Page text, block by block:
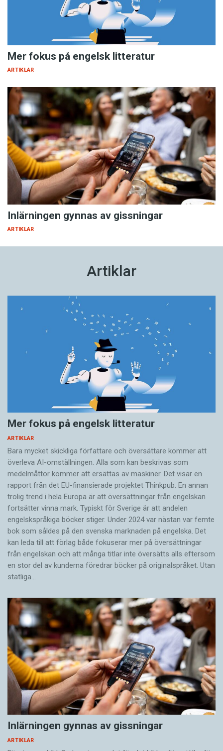
Mer fokus på engelsk litteratur
ARTIKLAR
Inlärningen gynnas av gissningar
ARTIKLAR
Artiklar
Mer fokus på engelsk litteratur
ARTIKLAR
Bara mycket skickliga författare och översättare ­kommer att
överleva AI-omställningen. Alla som kan beskrivas som
medelmåttor kommer att ersättas av maskiner. Det visar en
rapport från det EU-finansierade projektet Thinkpub. En annan
trolig trend i hela Europa är att översättningar från engelskan
fortsätter vinna mark. Typiskt för Sverige är att andelen
engelskspråkiga böcker stiger. Under 2024 var nästan var femte
bok som såldes på den svenska marknaden på engelska. Det
kan leda till att förlag både fokuserar mer på översättningar
från engelskan och att många titlar inte översätts alls eftersom
en stor del av kunderna föredrar böcker på originalspråket. Utan
statliga…
Inlärningen gynnas av gissningar
ARTIKLAR